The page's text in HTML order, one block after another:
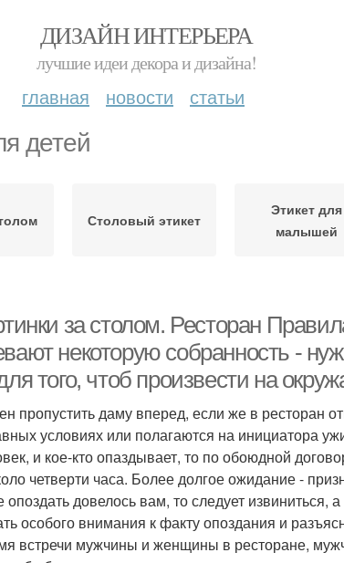
ДИЗАЙН ИНТЕРЬЕРА
лучшие идеи декора и дизайна!
главная новости статьи
детей
Столовый этикет
Этикет для
малышей
за столом. Ресторан
некоторую собранность -
того, чтоб произвести на
пропустить даму вперед, если же в ресторан
условиях или полагаются на инициатора
и кое-кто опаздывает, то по обоюдной
четверти часа. Более долгое ожидание -
опоздать довелось вам, то следует
особого внимания к факту опоздания и
встречи мужчины и женщины в ресторане,